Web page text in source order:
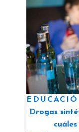
Drogas